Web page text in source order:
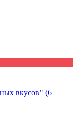
вкусов" (6